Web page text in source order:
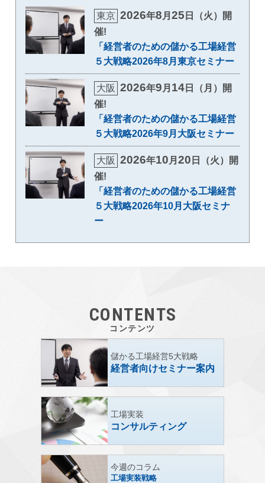
東京 2026年8 月25 日（火）開
催!
「経営者のための儲かる工場経営
５大戦略2026年8月東京セミナー
大阪 2026年9 月 14 日（月）開
催!
「経営者のための儲かる工場経営
５大戦略2026年9月大阪セミナー
大阪 2026年10 月20 日（火）開
催!
「経営者のための儲かる工場経営
５大戦略2026年10月大阪セミナ
ー
CONTENTS
コンテンツ
儲かる工場経営5大戦略
経営者向けセミナー案内
工場実装
コンサルティング
今週のコラム
工場実装戦略